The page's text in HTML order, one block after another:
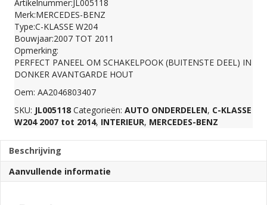
PANEEL
ROND
POOK
A2046803407
aantal
Artikelnummer:JL005118
Merk:MERCEDES-BENZ
Type:C-KLASSE W204
Bouwjaar:2007 TOT 2011
Opmerking:
PERFECT PANEEL OM SCHAKELPOOK (BUITENSTE DEEL) IN
DONKER AVANTGARDE HOUT
Oem: AA2046803407
SKU: JL005118 Categorieën: AUTO ONDERDELEN, C-KLASSE
W204 2007 tot 2014, INTERIEUR, MERCEDES-BENZ
Beschrijving
Aanvullende informatie